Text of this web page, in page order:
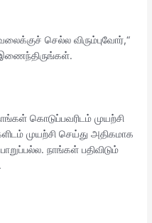
செல்ல விரும்புவோர்,“
கொடுப்பவரிடம் முயற்சி
முயற்சி செய்து அதிகமாக
நாங்கள் பதிவிடும்